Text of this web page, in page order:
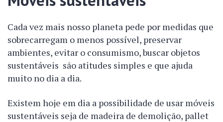
Cada vez mais nosso planeta pede por medidas que
sobrecarregam o menos possível, preservar
ambientes, evitar o consumismo, buscar objetos
sustentáveis são atitudes simples e que ajuda
muito no dia a dia.
Existem hoje em dia a possibilidade de usar móveis
sustentáveis seja de madeira de demolição, pallet